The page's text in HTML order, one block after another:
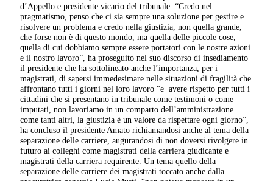
d’Appello e presidente vicario del tribunale. “Credo nel
pragmatismo, penso che ci sia sempre una soluzione per gestire e
risolvere un problema e credo nella giustizia, non quella grande,
che forse non è di questo mondo, ma quella delle piccole cose,
quella di cui dobbiamo sempre essere portatori con le nostre azioni
e il nostro lavoro”, ha proseguito nel suo discorso di insediamento
il presidente che ha sottolineato anche l’importanza, per i
magistrati, di sapersi immedesimare nelle situazioni di fragilità che
affrontano tutti i giorni nel loro lavoro “e avere rispetto per tutti i
cittadini che si presentano in tribunale come testimoni o come
imputati, non lavoriamo in un comparto dell’amministrazione
come tanti altri, la giustizia è un valore da rispettare ogni giorno”,
ha concluso il presidente Amato richiamandosi anche al tema della
separazione delle carriere, augurandosi di non doversi rivolgere in
futuro ai colleghi come magistrati della carriera giudicante e
magistrati della carriera requirente. Un tema quello della
separazione delle carriere dei magistrati toccato anche dalla